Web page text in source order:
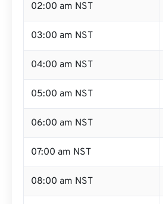
02:00 am NST
03:00 am NST
04:00 am NST
05:00 am NST
06:00 am NST
07:00 am NST
08:00 am NST